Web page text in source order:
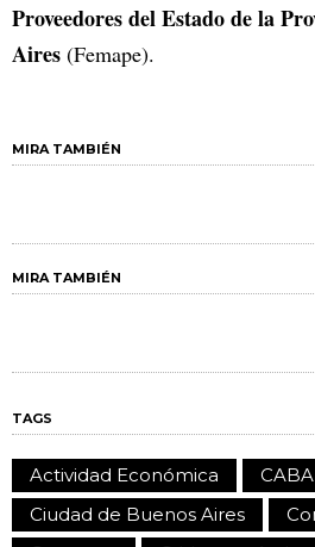
Proveedores del Estado de la
Aires (Femape).
MIRA TAMBIÉN
MIRA TAMBIÉN
TAGS
Actividad Económica CABA
Ciudad de Buenos Aires